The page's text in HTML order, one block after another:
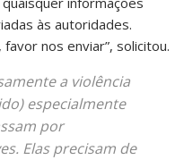
às autoridades.
nos enviar”, solicitou.
a violência
especialmente
por
Elas precisam de